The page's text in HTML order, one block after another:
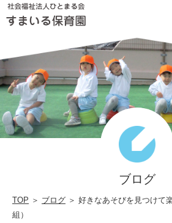
好
き
な
あ
そ
び
を
て
ブログ
TOP ＞ ブログ ＞ 好きなあそびを見つけて
組）